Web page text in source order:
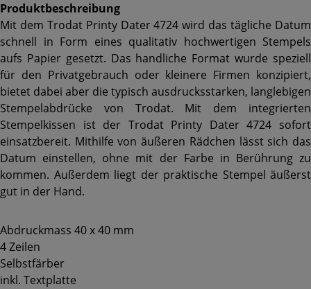
Produktbeschreibung
Mit dem Trodat Printy Dater 4724 wird das tägliche Datum
schnell in Form eines qualitativ hochwertigen Stempels
aufs Papier gesetzt. Das handliche Format wurde speziell
für den Privatgebrauch oder kleinere Firmen konzipiert,
bietet dabei aber die typisch ausdrucksstarken, langlebigen
Stempelabdrücke von Trodat. Mit dem integrierten
Stempelkissen ist der Trodat Printy Dater 4724 sofort
einsatzbereit. Mithilfe von äußeren Rädchen lässt sich das
Datum einstellen, ohne mit der Farbe in Berührung zu
kommen. Außerdem liegt der praktische Stempel äußerst
gut in der Hand.
Abdruckmass 40 x 40 mm
4 Zeilen
Selbstfärber
inkl. Textplatte